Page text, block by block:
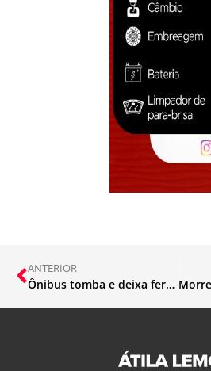
ANTERIOR
Ônibus tomba e deixa feridos na BR-381, em Nova Era